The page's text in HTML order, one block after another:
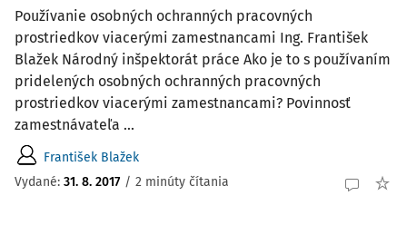
Používanie osobných ochranných pracovných
prostriedkov viacerými zamestnancami Ing. František
Blažek Národný inšpektorát práce Ako je to s používaním
pridelených osobných ochranných pracovných
prostriedkov viacerými zamestnancami? Povinnosť
zamestnávateľa ...
František Blažek
Vydané: 31. 8. 2017 / 2 minúty čítania